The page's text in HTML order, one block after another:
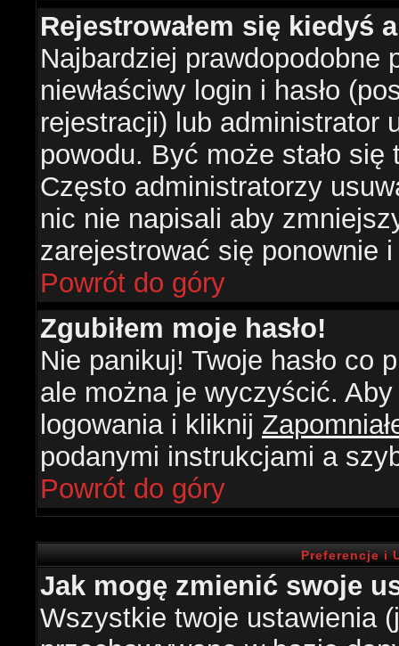
Rejestrowałem się kiedyś
Najbardziej prawdopodobne
niewłaściwy login i hasło
rejestracji) lub administrator
powodu. Być może stało
Często administratorzy
nic nie napisali aby
zarejestrować się ponownie
Powrót do góry
Zgubiłem moje hasło!
Nie panikuj! Twoje hasło co
ale można je wyczyścić.
logowania i kliknij
podanymi instrukcjami a
Powrót do góry
Preferencje i
Jak mogę zmienić swoje
Wszystkie twoje ustawienia